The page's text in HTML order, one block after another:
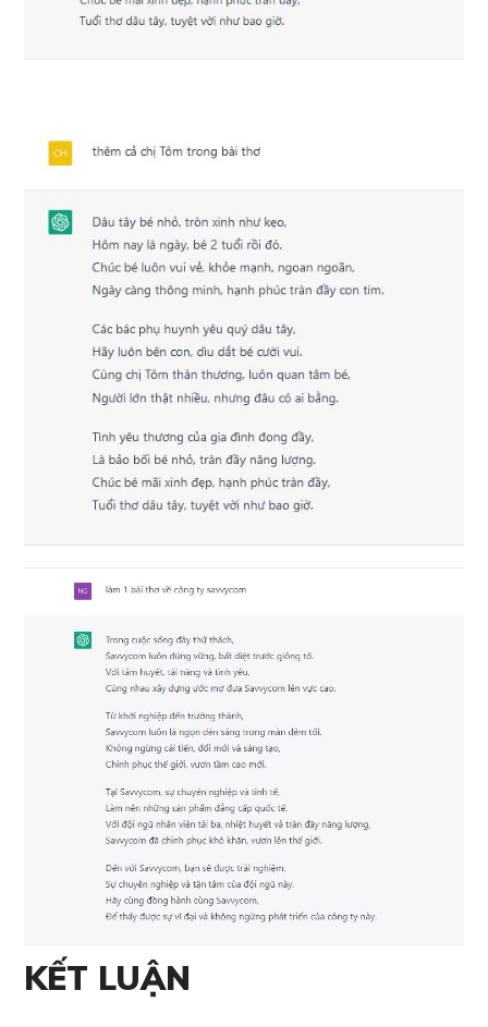
KẾT LUẬN